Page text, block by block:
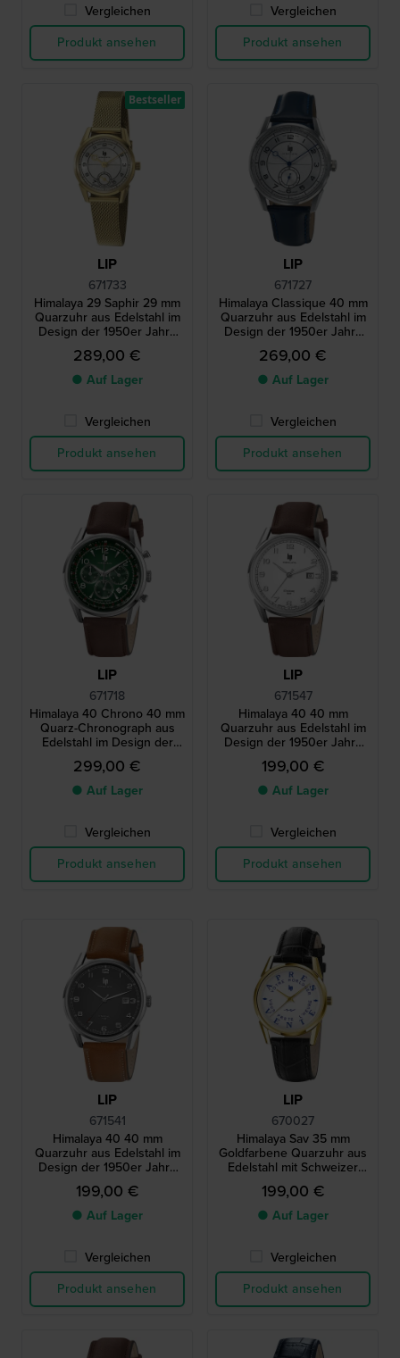
Vergleichen
Produkt ansehen
Vergleichen
Produkt ansehen
LIP
671733
Himalaya 29 Saphir 29 mm
Quarzuhr aus Edelstahl im
Design der 1950er Jahre
mit Schweizer Uhrwerk
289,00 €
● Auf Lager
Vergleichen
Produkt ansehen
Bestseller
LIP
671727
Himalaya Classique 40 mm
Quarzuhr aus Edelstahl im
Design der 1950er Jahre
mit Schweizer Uhrwerk
269,00 €
● Auf Lager
Vergleichen
Produkt ansehen
LIP
671718
Himalaya 40 Chrono 40 mm
Quarz-Chronograph aus
Edelstahl im Design der
1950er Jahre mit Datum
299,00 €
● Auf Lager
Vergleichen
Produkt ansehen
LIP
671547
Himalaya 40 40 mm
Quarzuhr aus Edelstahl im
Design der 1950er Jahre
mit Schweizer Uhrwerk
199,00 €
● Auf Lager
Vergleichen
Produkt ansehen
LIP
671541
Himalaya 40 40 mm
Quarzuhr aus Edelstahl im
Design der 1950er Jahre
mit Schweizer Uhrwerk
199,00 €
● Auf Lager
Vergleichen
Produkt ansehen
LIP
670027
Himalaya Sav 35 mm
Goldfarbene Quarzuhr aus
Edelstahl mit Schweizer
Uhrwerk
199,00 €
● Auf Lager
Vergleichen
Produkt ansehen